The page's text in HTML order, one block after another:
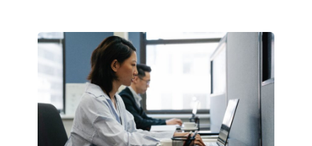
КОТОРЫЕ
РАЗВИВАЮТ
ТЕХНОЛОГИЧЕСКОЕ
ОБРАЗОВАНИЕ
ТАДЖИКИСТАНА